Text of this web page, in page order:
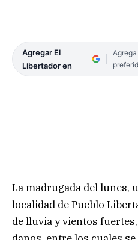
Agregar El
Libertador en
La madrugada del lunes,
localidad de Pueblo
de lluvia y vientos